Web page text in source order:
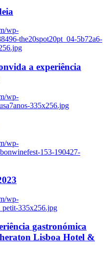
wp-
the20spot20pt_04-5b72a6-
a experiência
wp-
335x256.jpg
wp-
153-190427-
wp-
335x256.jpg
gastronómica
Lisboa Hotel &